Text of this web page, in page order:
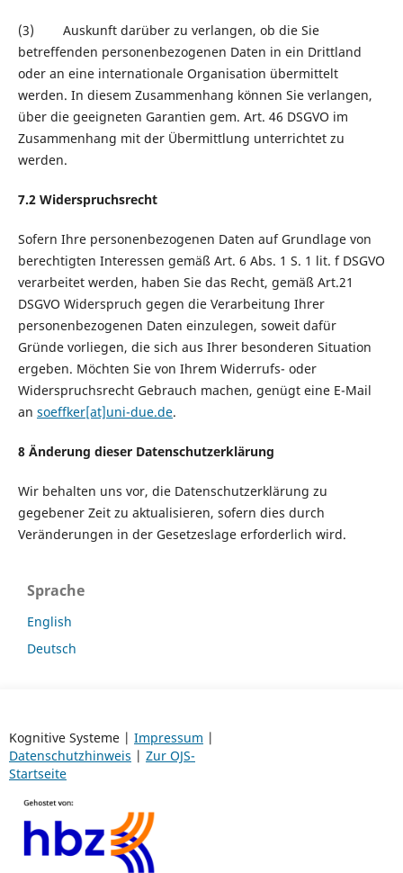
(3) Auskunft darüber zu verlangen, ob die Sie
betreffenden personenbezogenen Daten in ein Drittland
oder an eine internationale Organisation übermittelt
werden. In diesem Zusammenhang können Sie verlangen,
über die geeigneten Garantien gem. Art. 46 DSGVO im
Zusammenhang mit der Übermittlung unterrichtet zu
werden.
7.2 Widerspruchsrecht
Sofern Ihre personenbezogenen Daten auf Grundlage von
berechtigten Interessen gemäß Art. 6 Abs. 1 S. 1 lit. f DSGVO
verarbeitet werden, haben Sie das Recht, gemäß Art.21
DSGVO Widerspruch gegen die Verarbeitung Ihrer
personenbezogenen Daten einzulegen, soweit dafür
Gründe vorliegen, die sich aus Ihrer besonderen Situation
ergeben. Möchten Sie von Ihrem Widerrufs- oder
Widerspruchsrecht Gebrauch machen, genügt eine E-Mail
an soeffker[at]uni-due.de.
8 Änderung dieser Datenschutzerklärung
Wir behalten uns vor, die Datenschutzerklärung zu
gegebener Zeit zu aktualisieren, sofern dies durch
Veränderungen in der Gesetzeslage erforderlich wird.
Sprache
English
Deutsch
Kognitive Systeme | Impressum |
Datenschutzhinweis | Zur OJS-
Startseite